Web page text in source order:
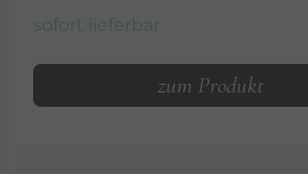
sofort lieferbar
zum Produkt